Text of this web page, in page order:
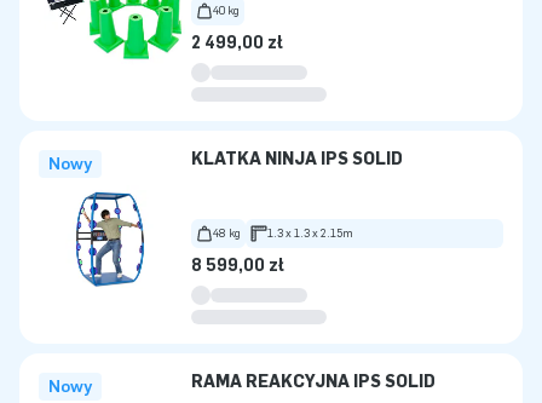
40 kg
2 499,00 zł
Nowy KLATKA NINJA IPS SOLID
48 kg 1.3 x 1.3 x 2.15m
8 599,00 zł
Nowy RAMA REAKCYJNA IPS SOLID